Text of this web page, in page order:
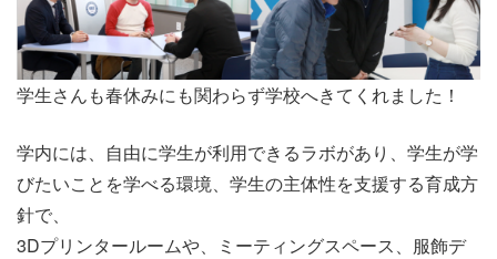
学生さんも春休みにも関わらず学校へきてくれました！
学内には、自由に学生が利用できるラボがあり、学生が学
びたいことを学べる環境、学生の主体性を支援する育成方
針で、
3Dプリンタールームや、ミーティングスペース、服飾デ